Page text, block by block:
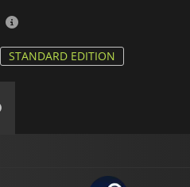
STANDARD EDITION